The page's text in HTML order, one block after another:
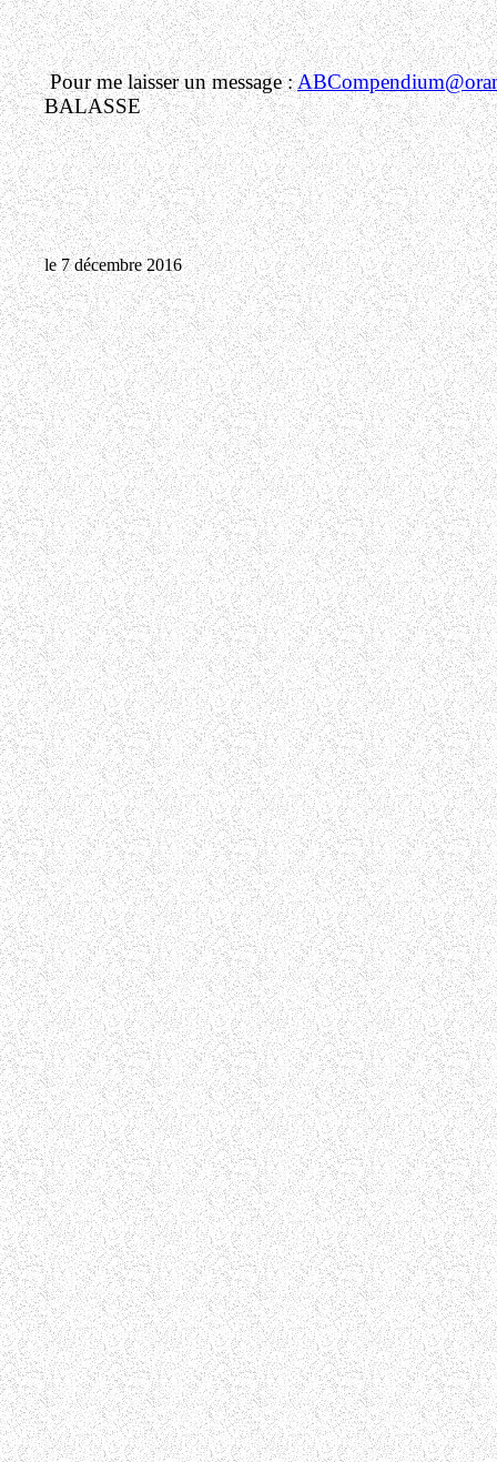
Pour me laisser un message :
BALASSE
le 7 décembre 2016